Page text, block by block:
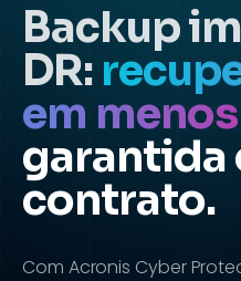
Backup
DR:
em
garantida
contrato.
Com Acronis Cyber